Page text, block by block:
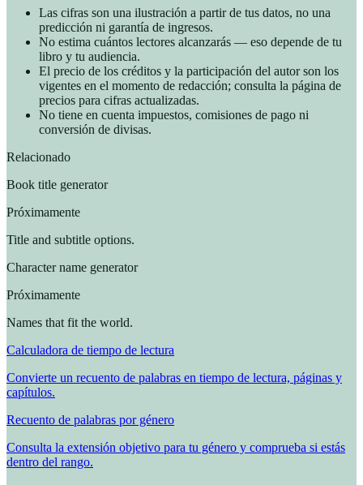
Las cifras son una ilustración a partir de tus datos, no una
predicción ni garantía de ingresos.
No estima cuántos lectores alcanzarás — eso depende de tu
libro y tu audiencia.
El precio de los créditos y la participación del autor son los
vigentes en el momento de redacción; consulta la página de
precios para cifras actualizadas.
No tiene en cuenta impuestos, comisiones de pago ni
conversión de divisas.
Relacionado
Book title generator
Próximamente
Title and subtitle options.
Character name generator
Próximamente
Names that fit the world.
Calculadora de tiempo de lectura
Convierte un recuento de palabras en tiempo de lectura, páginas y
capítulos.
Recuento de palabras por género
Consulta la extensión objetivo para tu género y comprueba si estás
dentro del rango.